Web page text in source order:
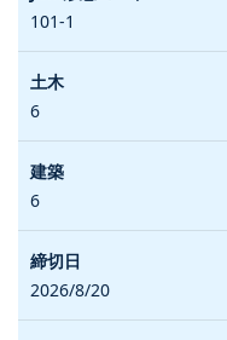
101-1
6
6
2026/8/20